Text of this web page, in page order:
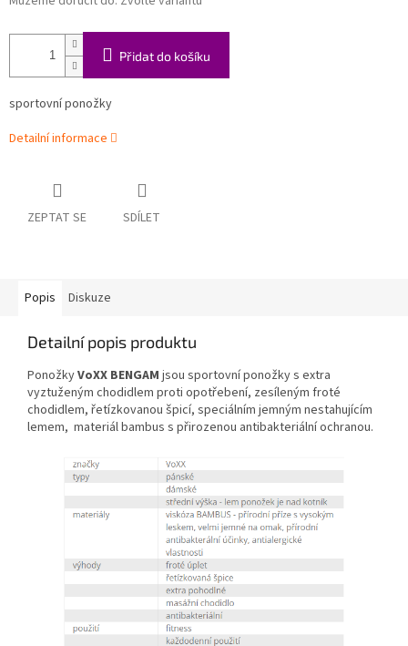
Přidat do košíku
sportovní ponožky
Detailní informace
ZEPTAT SE SDÍLET
Popis Diskuze
Detailní popis produktu
PonožkyVoXX BENGAM jsou sportovní ponožky s extra
vyztuženým chodidlem proti opotřebení, zesíleným froté
chodidlem, řetízkovanou špicí, speciálním jemným nestahujícím
lemem, materiál bambus s přirozenou antibakteriální ochranou.